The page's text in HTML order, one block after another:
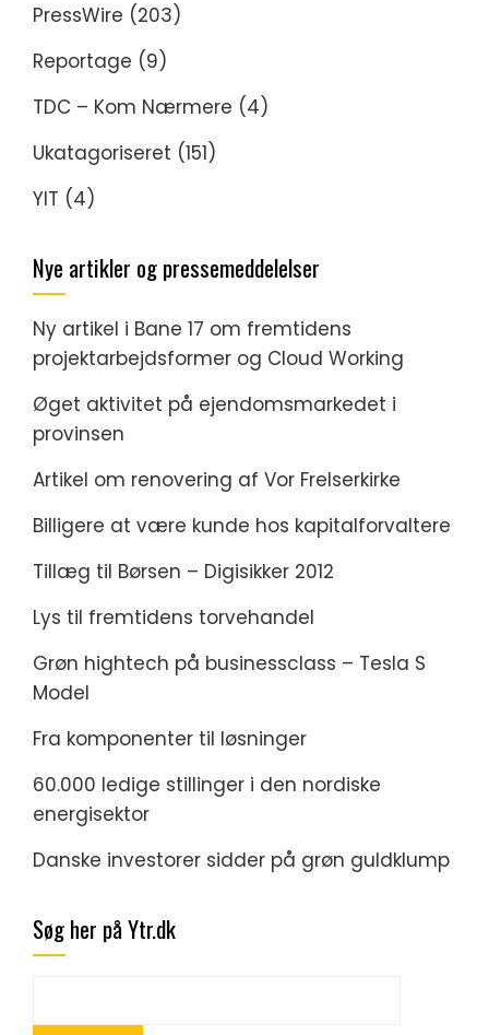
PressWire (203)
Reportage (9)
TDC – Kom Nærmere (4)
Ukatagoriseret (151)
YIT (4)
Nye artikler og pressemeddelelser
Ny artikel i Bane 17 om fremtidens
projektarbejdsformer og Cloud Working
Øget aktivitet på ejendomsmarkedet i
provinsen
Artikel om renovering af Vor Frelserkirke
Billigere at være kunde hos kapitalforvaltere
Tillæg til Børsen – Digisikker 2012
Lys til fremtidens torvehandel
Grøn hightech på businessclass – Tesla S
Model
Fra komponenter til løsninger
60.000 ledige stillinger i den nordiske
energisektor
Danske investorer sidder på grøn guldklump
Søg her på Ytr.dk